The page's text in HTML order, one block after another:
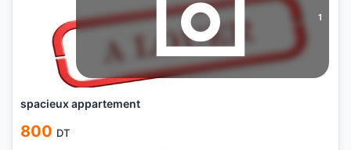
1
spacieux appartement
800 DT